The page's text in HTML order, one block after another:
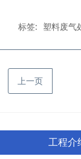
标签: 塑料废气
上一页
工程介